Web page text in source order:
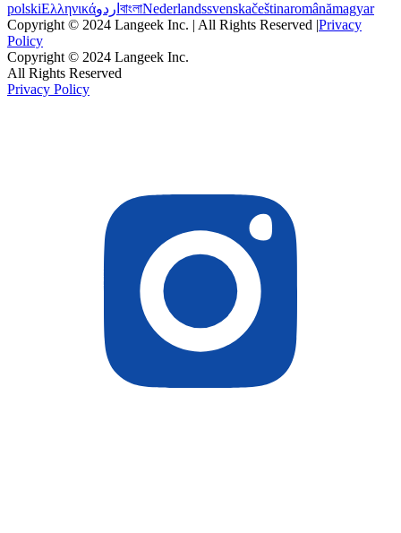
polskiΕλληνικάاردو বাংলাNederlandssvenskačeštinaromânămagyar
Copyright © 2024 Langeek Inc. | All Rights Reserved |Privacy
Policy
Copyright © 2024 Langeek Inc.
All Rights Reserved
Privacy Policy